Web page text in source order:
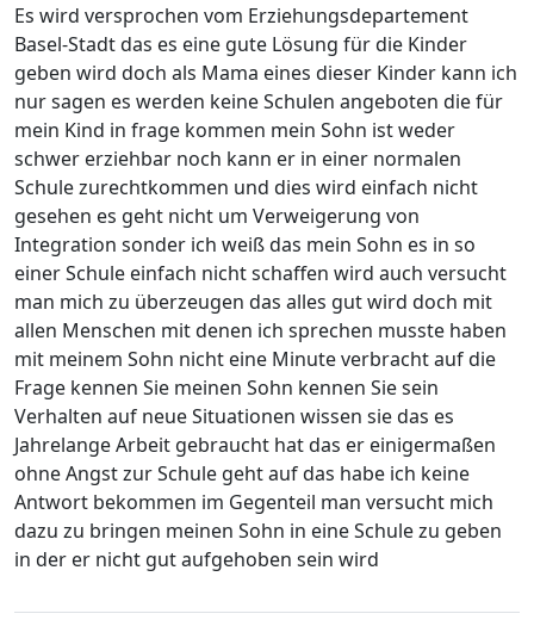
Es wird versprochen vom Erziehungsdepartement
Basel-Stadt das es eine gute Lösung für die Kinder
geben wird doch als Mama eines dieser Kinder kann ich
nur sagen es werden keine Schulen angeboten die für
mein Kind in frage kommen mein Sohn ist weder
schwer erziehbar noch kann er in einer normalen
Schule zurechtkommen und dies wird einfach nicht
gesehen es geht nicht um Verweigerung von
Integration sonder ich weiß das mein Sohn es in so
einer Schule einfach nicht schaffen wird auch versucht
man mich zu überzeugen das alles gut wird doch mit
allen Menschen mit denen ich sprechen musste haben
mit meinem Sohn nicht eine Minute verbracht auf die
Frage kennen Sie meinen Sohn kennen Sie sein
Verhalten auf neue Situationen wissen sie das es
Jahrelange Arbeit gebraucht hat das er einigermaßen
ohne Angst zur Schule geht auf das habe ich keine
Antwort bekommen im Gegenteil man versucht mich
dazu zu bringen meinen Sohn in eine Schule zu geben
in der er nicht gut aufgehoben sein wird